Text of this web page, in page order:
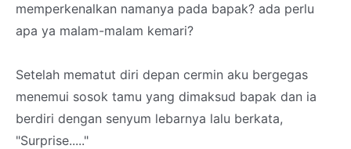
memperkenalkan namanya pada bapak? ada perlu
apa ya malam-malam kemari?
Setelah mematut diri depan cermin aku bergegas
menemui sosok tamu yang dimaksud bapak dan ia
berdiri dengan senyum lebarnya lalu berkata,
"Surprise....."